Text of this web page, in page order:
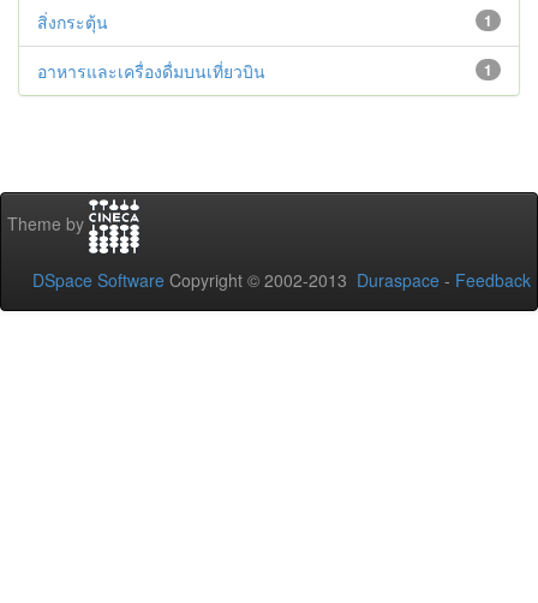
1
สิ่งกระตุ้น
1
อาหารและเครื่องดื่มบนเที่ยวบิน
Theme by
DSpace Software Copyright © 2002-2013 Duraspace - Feedback